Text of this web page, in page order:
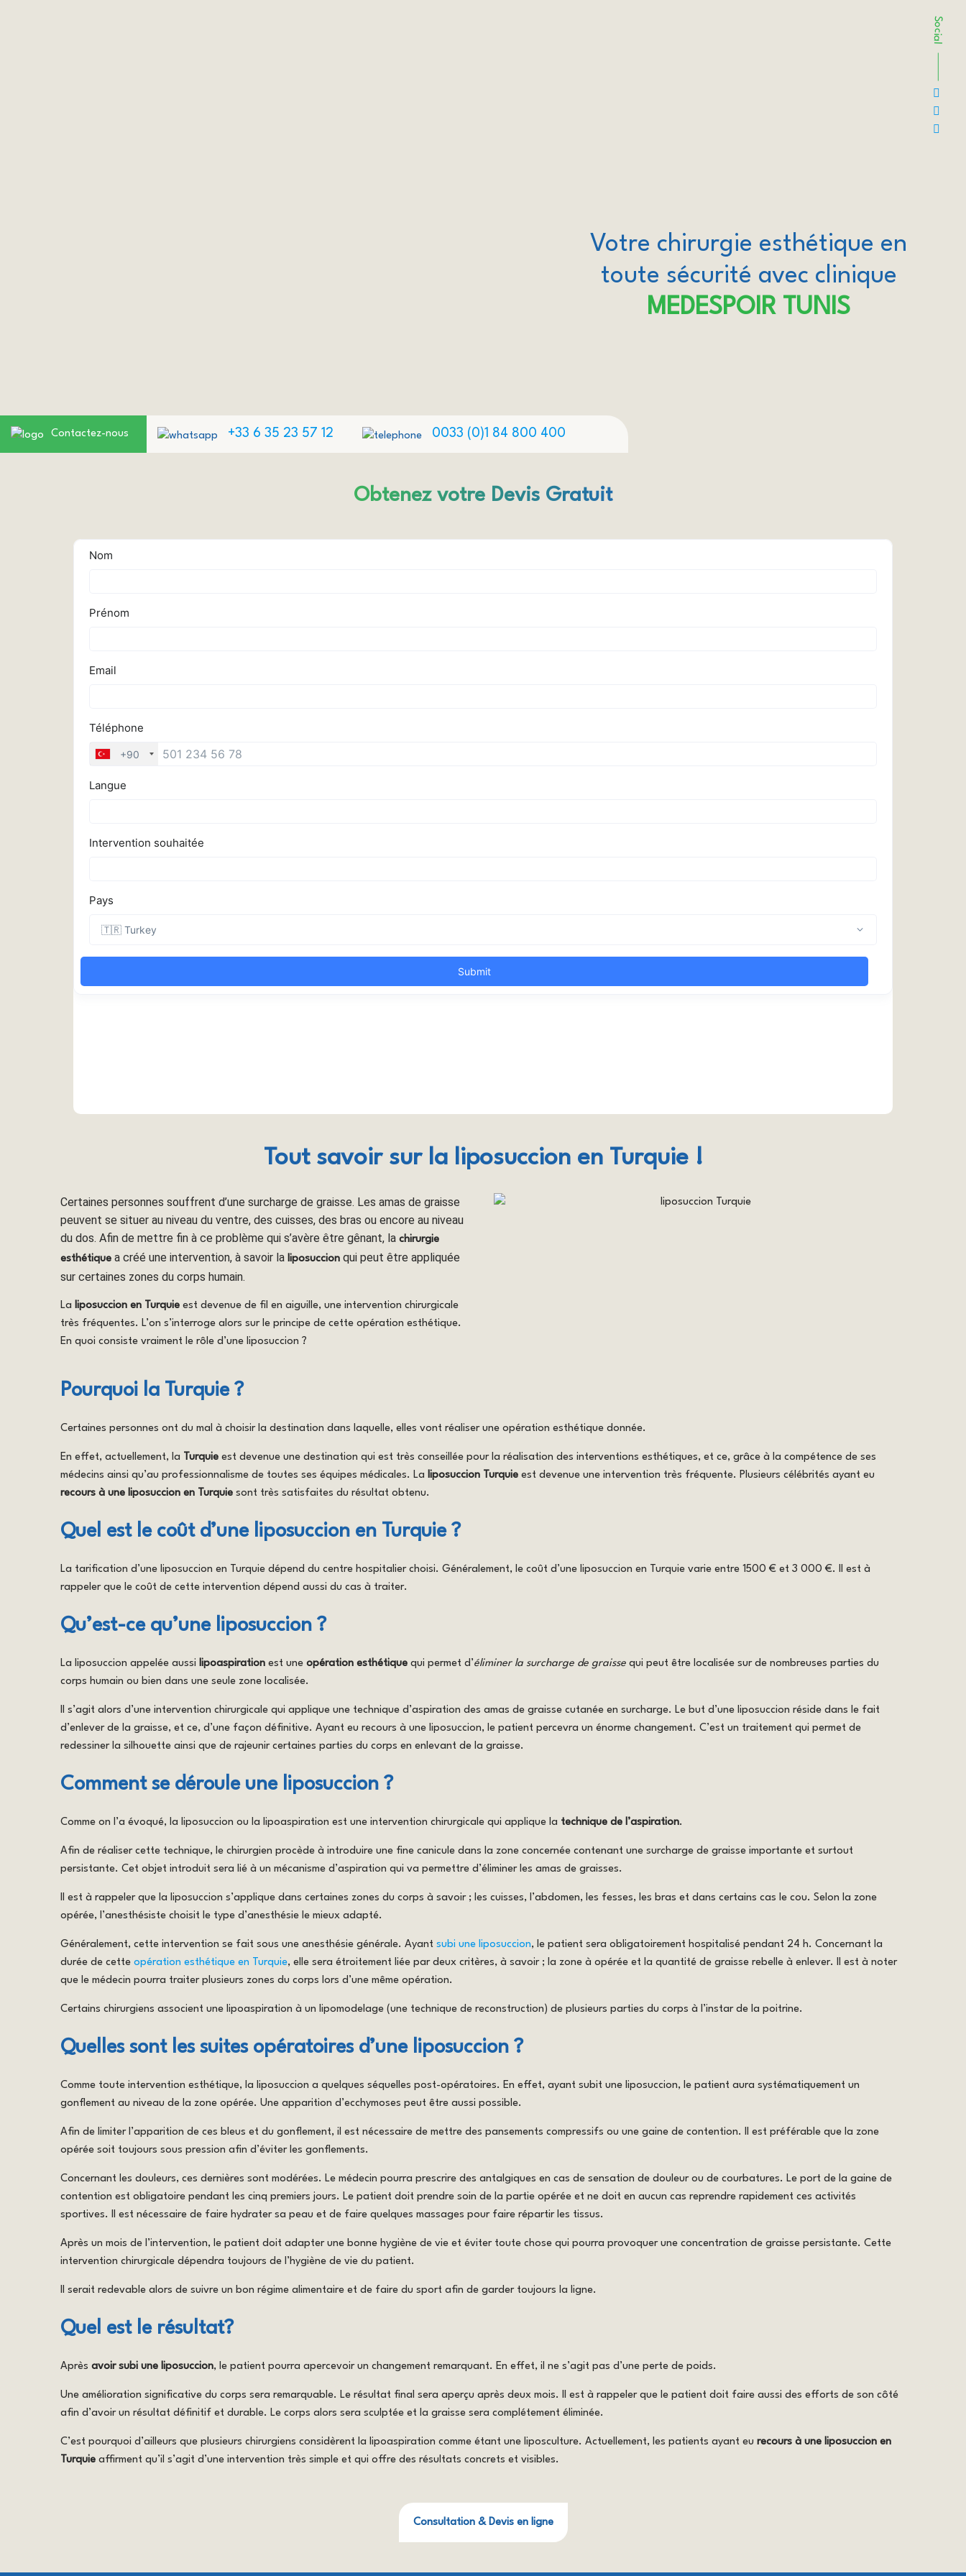
Votre chirurgie esthétique en
toute sécurité avec clinique
MEDESPOIR TUNIS
Contactez-nous +33 6 35 23 57 12 0033 (0)1 84 800 400
Social
Obtenez votre Devis Gratuit
Tout savoir sur la liposuccion en Turquie !
Certaines personnes souffrent d’une surcharge de graisse. Les amas de graisse
peuvent se situer au niveau du ventre, des cuisses, des bras ou encore au niveau
du dos. Afin de mettre fin à ce problème qui s’avère être gênant, la chirurgie
esthétique a créé une intervention, à savoir la liposuccion qui peut être appliquée
sur certaines zones du corps humain.
La liposuccion en Turquie est devenue de fil en aiguille, une intervention chirurgicale
très fréquentes. L’on s’interroge alors sur le principe de cette opération esthétique.
En quoi consiste vraiment le rôle d’une liposuccion ?
Pourquoi la Turquie ?
Certaines personnes ont du mal à choisir la destination dans laquelle, elles vont réaliser une opération esthétique donnée.
En effet, actuellement, la Turquie est devenue une destination qui est très conseillée pour la réalisation des interventions esthétiques, et ce, grâce à la compétence de ses
médecins ainsi qu’au professionnalisme de toutes ses équipes médicales. La liposuccion Turquie est devenue une intervention très fréquente. Plusieurs célébrités ayant eu
recours à une liposuccion en Turquie sont très satisfaites du résultat obtenu.
Quel est le coût d’une liposuccion en Turquie ?
La tarification d’une liposuccion en Turquie dépend du centre hospitalier choisi. Généralement, le coût d’une liposuccion en Turquie varie entre 1500 € et 3 000 €. Il est à
rappeler que le coût de cette intervention dépend aussi du cas à traiter.
Qu’est-ce qu’une liposuccion ?
La liposuccion appelée aussi lipoaspiration est une opération esthétique qui permet d’éliminer la surcharge de graisse qui peut être localisée sur de nombreuses parties du
corps humain ou bien dans une seule zone localisée.
Il s’agit alors d’une intervention chirurgicale qui applique une technique d’aspiration des amas de graisse cutanée en surcharge. Le but d’une liposuccion réside dans le fait
d’enlever de la graisse, et ce, d’une façon définitive. Ayant eu recours à une liposuccion, le patient percevra un énorme changement. C’est un traitement qui permet de
redessiner la silhouette ainsi que de rajeunir certaines parties du corps en enlevant de la graisse.
Comment se déroule une liposuccion ?
Comme on l’a évoqué, la liposuccion ou la lipoaspiration est une intervention chirurgicale qui applique la technique de l’aspiration.
Afin de réaliser cette technique, le chirurgien procède à introduire une fine canicule dans la zone concernée contenant une surcharge de graisse importante et surtout
persistante. Cet objet introduit sera lié à un mécanisme d’aspiration qui va permettre d’éliminer les amas de graisses.
Il est à rappeler que la liposuccion s’applique dans certaines zones du corps à savoir ; les cuisses, l’abdomen, les fesses, les bras et dans certains cas le cou. Selon la zone
opérée, l’anesthésiste choisit le type d’anesthésie le mieux adapté.
Généralement, cette intervention se fait sous une anesthésie générale. Ayant subi une liposuccion, le patient sera obligatoirement hospitalisé pendant 24 h. Concernant la
durée de cette opération esthétique en Turquie, elle sera étroitement liée par deux critères, à savoir ; la zone à opérée et la quantité de graisse rebelle à enlever. Il est à noter
que le médecin pourra traiter plusieurs zones du corps lors d’une même opération.
Certains chirurgiens associent une lipoaspiration à un lipomodelage (une technique de reconstruction) de plusieurs parties du corps à l’instar de la poitrine.
Quelles sont les suites opératoires d’une liposuccion ?
Comme toute intervention esthétique, la liposuccion a quelques séquelles post-opératoires. En effet, ayant subit une liposuccion, le patient aura systématiquement un
gonflement au niveau de la zone opérée. Une apparition d’ecchymoses peut être aussi possible.
Afin de limiter l’apparition de ces bleus et du gonflement, il est nécessaire de mettre des pansements compressifs ou une gaine de contention. Il est préférable que la zone
opérée soit toujours sous pression afin d’éviter les gonflements.
Concernant les douleurs, ces dernières sont modérées. Le médecin pourra prescrire des antalgiques en cas de sensation de douleur ou de courbatures. Le port de la gaine de
contention est obligatoire pendant les cinq premiers jours. Le patient doit prendre soin de la partie opérée et ne doit en aucun cas reprendre rapidement ces activités
sportives. Il est nécessaire de faire hydrater sa peau et de faire quelques massages pour faire répartir les tissus.
Après un mois de l’intervention, le patient doit adapter une bonne hygiène de vie et éviter toute chose qui pourra provoquer une concentration de graisse persistante. Cette
intervention chirurgicale dépendra toujours de l’hygiène de vie du patient.
Il serait redevable alors de suivre un bon régime alimentaire et de faire du sport afin de garder toujours la ligne.
Quel est le résultat?
Après avoir subi une liposuccion, le patient pourra apercevoir un changement remarquant. En effet, il ne s’agit pas d’une perte de poids.
Une amélioration significative du corps sera remarquable. Le résultat final sera aperçu après deux mois. Il est à rappeler que le patient doit faire aussi des efforts de son côté
afin d’avoir un résultat définitif et durable. Le corps alors sera sculptée et la graisse sera complétement éliminée.
C’est pourquoi d’ailleurs que plusieurs chirurgiens considèrent la lipoaspiration comme étant une liposculture. Actuellement, les patients ayant eu recours à une liposuccion en
Turquie affirment qu’il s’agit d’une intervention très simple et qui offre des résultats concrets et visibles.
Consultation & Devis en ligne